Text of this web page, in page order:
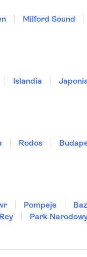
Milford Sound
Islandia
Rodos
Pompeje
Park